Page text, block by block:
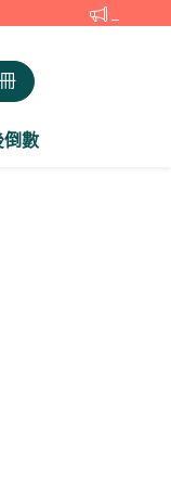
【夢谷
倒數